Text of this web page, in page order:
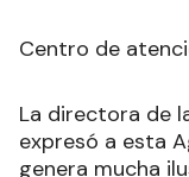
Centro de
La directora de
expresó a esta
genera mucha